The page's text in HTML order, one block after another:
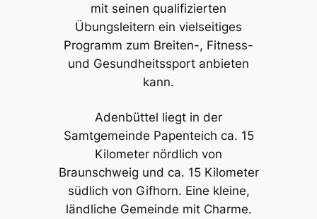
mit seinen qualifizierten
Übungsleitern ein vielseitiges
Programm zum Breiten-, Fitness-
und Gesundheitssport anbieten
kann.
Adenbüttel liegt in der
Samtgemeinde Papenteich ca. 15
Kilometer nördlich von
Braunschweig und ca. 15 Kilometer
südlich von Gifhorn. Eine kleine,
ländliche Gemeinde mit Charme.